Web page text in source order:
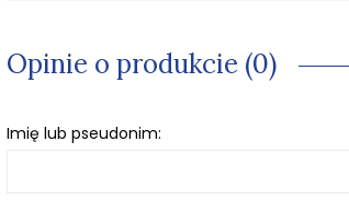
Opinie o produkcie (0)
Imię lub pseudonim: